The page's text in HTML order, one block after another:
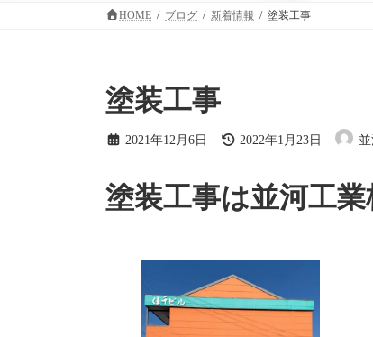
HOME ブログ 新着情報 塗装工事
塗装工事
2021年12月6日
最
日
時
2022年1月23日
塗装工事は並河工業